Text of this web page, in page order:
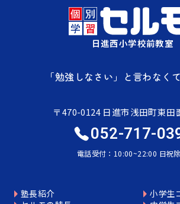
日進西小学校前教室
「勉強しなさい」と言わなく
〒470-0124 日進市浅田町東田
052-717-
電話受付：10:00~22:00 日祝
塾長紹介
小学生